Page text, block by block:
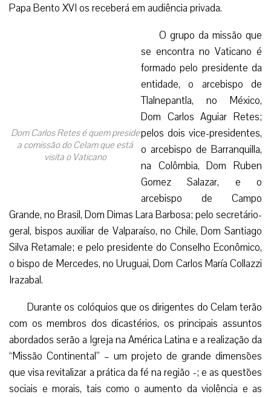
Papa Bento XVI os receberá em audiência privada.
Dom Carlos Retes é quem preside
a comissão do Celam que está
visita o Vaticano
O grupo da missão que
se encontra no Vaticano é
formado pelo presidente da
entidade, o arcebispo de
Tlalnepantla, no México,
Dom Carlos Aguiar Retes;
pelos dois vice-presidentes,
o arcebispo de Barranquilla,
na Colômbia, Dom Ruben
Gomez Salazar, e o
arcebispo de Campo
Grande, no Brasil, Dom Dimas Lara Barbosa; pelo secretário-
geral, bispos auxiliar de Valparaíso, no Chile, Dom Santiago
Silva Retamale; e pelo presidente do Conselho Econômico,
o bispo de Mercedes, no Uruguai, Dom Carlos María Collazzi
Irazabal.
Durante os colóquios que os dirigentes do Celam terão
com os membros dos dicastérios, os principais assuntos
abordados serão a Igreja na América Latina e a realização da
“Missão Continental” – um projeto de grande dimensões
que visa revitalizar a prática da fé na região -; e as questões
sociais e morais, tais como o aumento da violência e as